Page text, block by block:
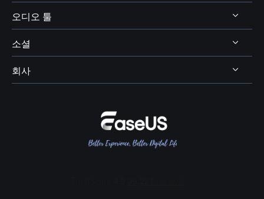
디스코드 보이스 체인저
OBS 보이스 체인저
여성 목소리 보이스 체인저
콜 오브 듀티 보이스 체인저
비디오 에디터
비디오킷
온라인 비디오 다운로더
온라인 보이스 체인저
AI 목소리 및 음향 효과
오디오 툴
보이스 웨이브
보컬 리무버
메인 보컬 및 코러스 분리
소셜

회사